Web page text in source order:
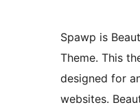
Spawp is
Theme. This
designed for
websites.